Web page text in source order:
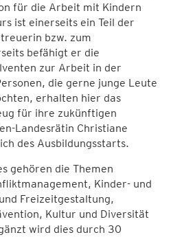
für die Arbeit mit Kindern
ist einerseits ein Teil der
bzw. zum
befähigt er die
zur Arbeit in der
die gerne junge Leute
erhalten hier das
für ihre zukünftigen
Landesrätin Christiane
des Ausbildungsstarts.
gehören die Themen
Kinder- und
Freizeitgestaltung,
Kultur und Diversität
wird dies durch 30